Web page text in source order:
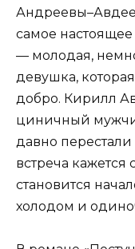
самое
— молодая,
девушка,
добро. Кирилл
циничный
давно
встреча
становится
холодом и